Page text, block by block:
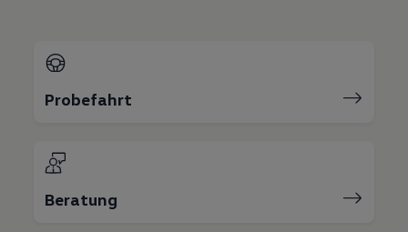
Uptime
Probefahrt
Beratung